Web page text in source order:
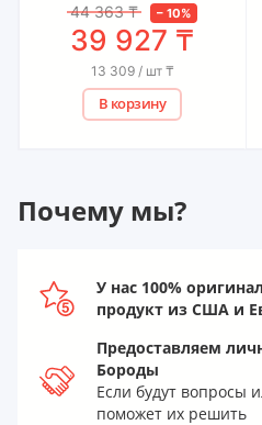
44 363₸ – 10%
39 927 ₸
13 309 / шт₸
В корзину
Почему мы?
У нас 100%
продукт из США и
Предоставляем
Бороды
Если будут вопросы
поможет их решить